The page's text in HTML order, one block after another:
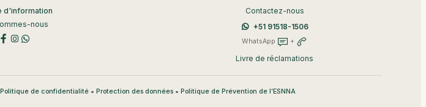
d'information
nous
Contactez-nous
+51 91518-1506
WhatsApp +
Livre de réclamations
Politique de confidentialité• Protection des données• Politique de Prévention de l’ESNNA